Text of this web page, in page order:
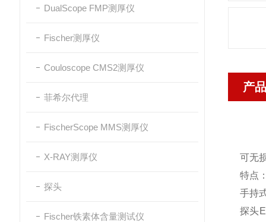
DualScope FMP测厚仪
Fischer测厚仪
Couloscope CMS2测厚仪
菲希尔代理
FischerScope MMS测厚仪
X-RAY测厚仪
探头
Fischer铁素体含量测试仪
产
可无
特点
手持
探头